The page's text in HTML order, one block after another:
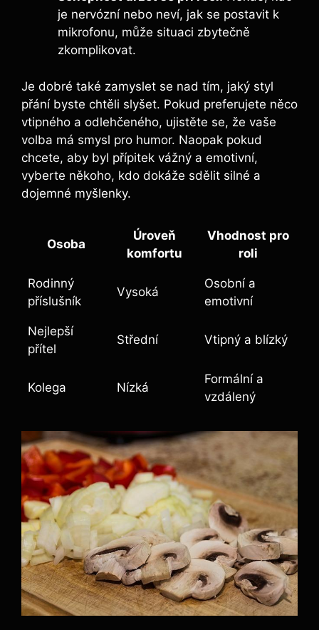
je nervózní nebo neví, jak se⁤ postavit k
mikrofonu,‌ může situaci zbytečně
zkomplikovat.
Je dobré také zamyslet se nad tím, jaký styl
přání byste chtěli slyšet. Pokud preferujete ​něco
vtipného ‌a odlehčeného, ujistěte se, že vaše
volba má smysl pro humor.‍ Naopak pokud
chcete, aby⁢ byl přípitek vážný a ⁤emotivní,
vyberte někoho,​ kdo dokáže sdělit silné a
dojemné myšlenky.
Osoba
Úroveň
komfortu
Vhodnost pro
roli
Rodinný
příslušník
Vysoká
Osobní‌ a
emotivní
Nejlepší
přítel
Střední Vtipný a blízký
Kolega Nízká
Formální⁢ a
vzdálený